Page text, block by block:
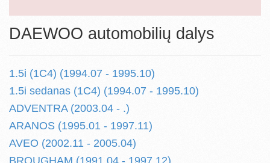
DAEWOO automobilių dalys
1.5i (1C4) (1994.07 - 1995.10)
1.5i sedanas (1C4) (1994.07 - 1995.10)
ADVENTRA (2003.04 - .)
ARANOS (1995.01 - 1997.11)
AVEO (2002.11 - 2005.04)
BROUGHAM (1991.04 - 1997.12)